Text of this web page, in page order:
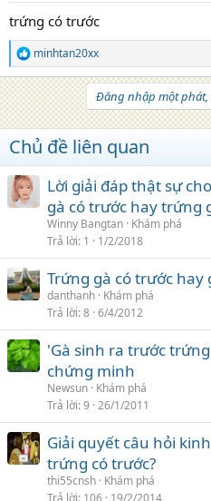
trứng có trước
R
e
a
c
t
i
o
s
:
minhtan20xx
Đăng nhập một
Chủ đề liên quan
Lời giải đáp thật sự
gà có trước hay trứng
Winny Bangtan Khám phá
Trả lời 1 1/2/2018
Trứng gà có trước hay
danthanh Khám phá
Trả lời 8 6/4/2012
'Gà sinh ra trước
chứng minh
Newsun Khám phá
Trả lời 9 26/1/2011
Giải quyết câu hỏi
trứng có trước?
thi55cnsh Khám phá
Trả lời 106 19/2/2014